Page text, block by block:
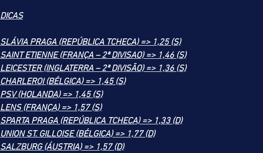
DICAS
SLÁVIA PRAGA (REPÚBLICA TCHECA) => 1,25 (S)
SAINT ETIENNE (FRANÇA – 2ª DIVISAO) => 1,46 (S)
LEICESTER (INGLATERRA – 2ª DIVISÃO) => 1,36 (S)
CHARLEROI (BÉLGICA) => 1,45 (S)
PSV (HOLANDA) => 1,45 (S)
LENS (FRANÇA) => 1,57 (S)
SPARTA PRAGA (REPÚBLICA TCHECA) => 1,33 (D)
UNION ST. GILLOISE (BÉLGICA) => 1,77 (D)
SALZBURG (ÁUSTRIA) => 1,57 (D)